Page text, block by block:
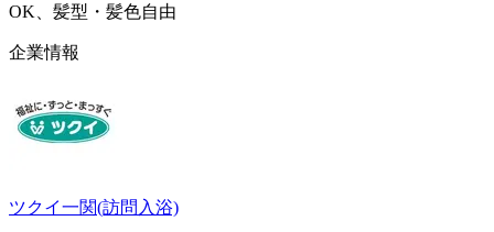
OK、髪型・髪色自由
企業情報
ツクイ一関(訪問入浴)